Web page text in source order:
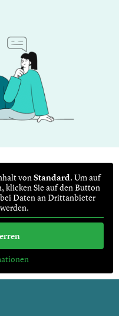
vonStandard. Um auf
klicken Sie auf den Button
Daten an Dritt­an­bie­ter